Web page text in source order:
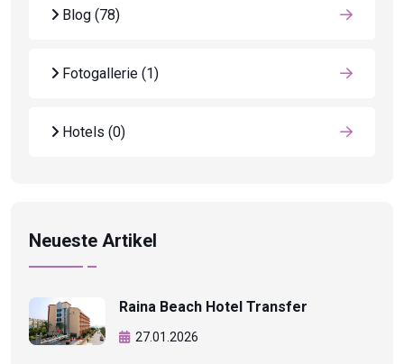
Blog (78)
Fotogallerie (1)
Hotels (0)
Neueste Artikel
Raina Beach Hotel Transfer
27.01.2026